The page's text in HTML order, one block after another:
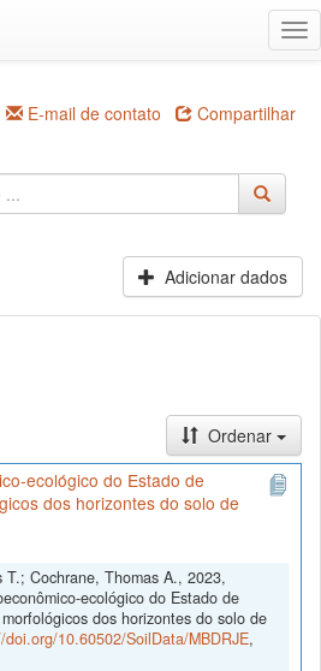
E-mail de contato Compartilhar
Adicionar dados
Ordenar
ecológico do Estado de
dos horizontes do solo de
T.; Cochrane, Thomas A., 2023,
ecológico do Estado de
dos horizontes do solo de
10.60502/SoilData/MBDRJE,